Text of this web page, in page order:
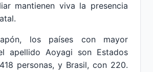
mantienen viva la presencia
los países con mayor
apellido Aoyagi son Estados
personas, y Brasil, con 220.